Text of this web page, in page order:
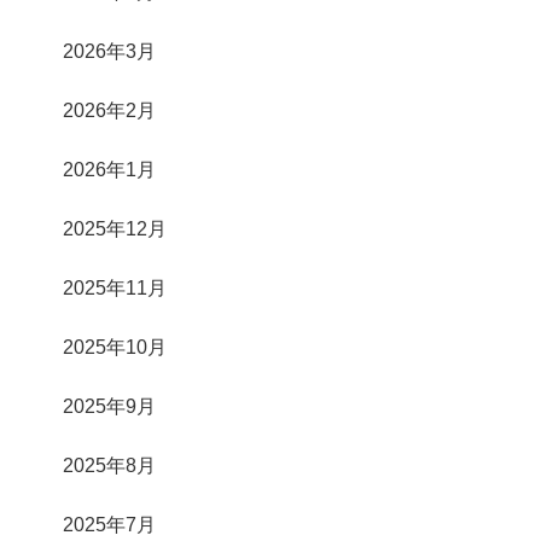
2026年3月
2026年2月
2026年1月
2025年12月
2025年11月
2025年10月
2025年9月
2025年8月
2025年7月